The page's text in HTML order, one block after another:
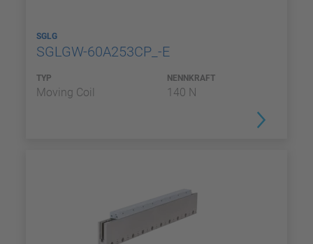
SGLG
SGLGW-60A253CP_-E
TYP
Moving Coil
NENNKRAFT
140 N